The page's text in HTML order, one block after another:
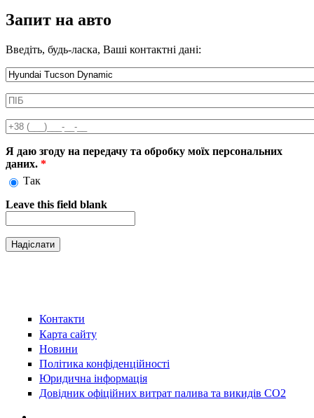
Запит на авто
Введіть, будь-ласка, Ваші контактні дані:
Информація про автомобіль
ПІБ
Телефон
Я даю згоду на передачу та обробку моїх персональних
даних. *
Так
Leave this field blank
Контакти
Карта сайту
Новини
Політика конфіденційності
Юридична інформація
Довідник офіційних витрат палива та викидів СО2